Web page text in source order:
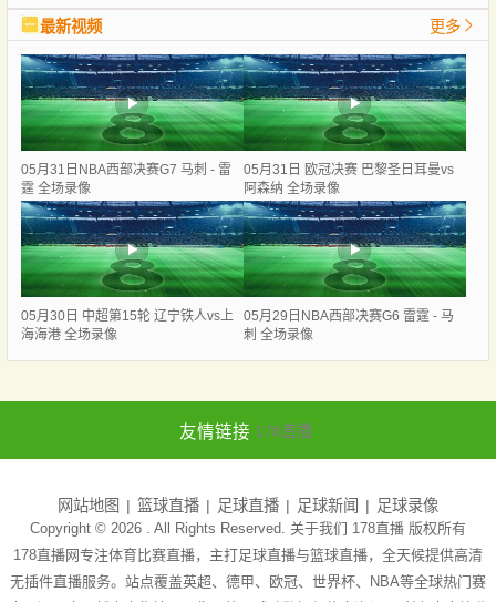
最新视频 更多
05月31日NBA西部决赛G7 马刺 - 雷
霆 全场录像
05月31日 欧冠决赛 巴黎圣日耳曼vs
阿森纳 全场录像
05月30日 中超第15轮 辽宁铁人vs上
海海港 全场录像
05月29日NBA西部决赛G6 雷霆 - 马
刺 全场录像
友情链接 178直播
网站地图 篮球直播 足球直播 足球新闻 足球录像
Copyright © 2026 . All Rights Reserved. 关于我们 178直播 版权所有
178直播网专注体育比赛直播，主打足球直播与篮球直播，全天候提供高清
无插件直播服务。站点覆盖英超、德甲、欧冠、世界杯、NBA等全球热门赛